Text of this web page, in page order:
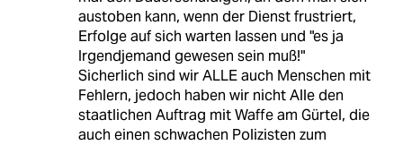
austoben kann, wenn der Dienst frustriert,
Erfolge auf sich warten lassen und "es ja
Irgendjemand gewesen sein muß!"
Sicherlich sind wir ALLE auch Menschen mit
Fehlern, jedoch haben wir nicht Alle den
staatlichen Auftrag mit Waffe am Gürtel, die
auch einen schwachen Polizisten zum